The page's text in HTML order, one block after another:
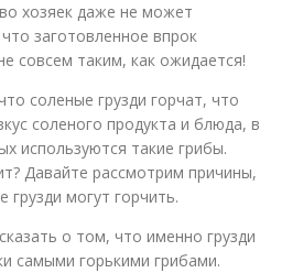
хозяек даже не может
заготовленное впрок
совсем таким, как ожидается!
соленые грузди горчат, что
соленого продукта и блюда, в
используются такие грибы.
Давайте рассмотрим причины,
грузди могут горчить.
о том, что именно грузди
самыми горькими грибами.